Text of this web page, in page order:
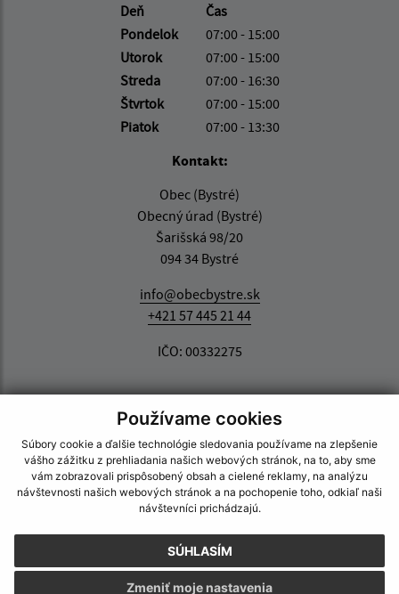
Používame cookies
Súbory cookie a ďalšie technológie sledovania používame na zlepšenie
vášho zážitku z prehliadania našich webových stránok, na to, aby sme
vám zobrazovali prispôsobený obsah a cielené reklamy, na analýzu
návštevnosti našich webových stránok a na pochopenie toho, odkiaľ naši
návštevníci prichádzajú.
SÚHLASÍM
Zmeniť moje nastavenia
Deň
Čas
Pondelok
07:00 - 15:00
Utorok
07:00 - 15:00
Streda
07:00 - 16:30
Štvrtok
07:00 - 15:00
Piatok
07:00 - 13:30
Kontakt:
Obec (Bystré)
Obecný úrad (Bystré)
Šarišská 98/20
094 34 Bystré
info@obecbystre.sk
+421 57 445 21 44
IČO: 00332275